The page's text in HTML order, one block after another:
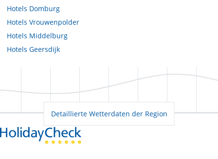
Hotels Domburg
Hotels Vrouwenpolder
Hotels Middelburg
Hotels Geersdijk
Detaillierte Wetterdaten der Region